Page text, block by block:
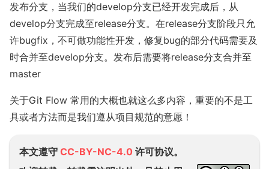
发布分支，当我们的develop分支已经开发完成后，从
develop分支完成至release分支。在release分支阶段只允
许bugfix，不可做功能性开发，修复bug的部分代码需要及
时合并至develop分支。发布后需要将release分支合并至
master
关于Git Flow 常用的大概也就这么多内容，重要的不是工
具或者方法而是我们遵从项目规范的意愿！
本文遵守 CC-BY-NC-4.0 许可协议。